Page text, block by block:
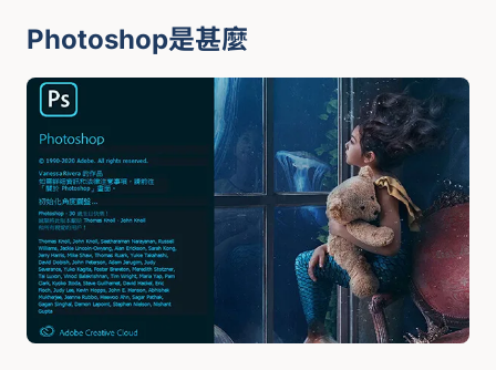
Photoshop是甚麼